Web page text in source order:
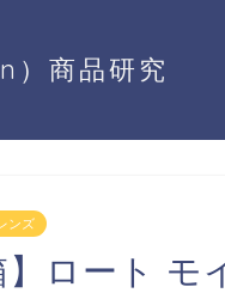
）商品研究
ンズ
】ロート